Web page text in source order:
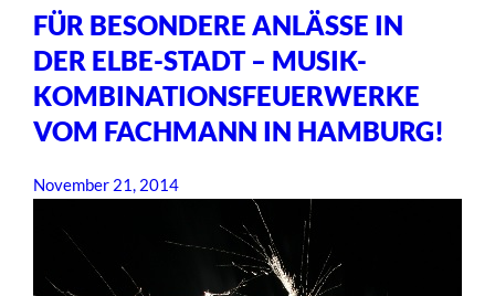
FÜR BESONDERE ANLÄSSE IN
DER ELBE-STADT – MUSIK-
KOMBINATIONSFEUERWERKE
VOM FACHMANN IN HAMBURG!
November 21, 2014